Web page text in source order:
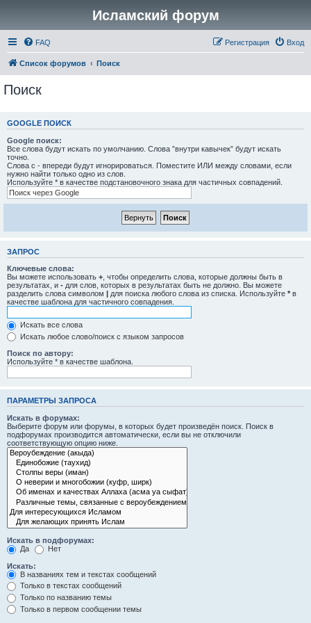
Исламский форум
FAQ Вход
Регистрация
Список форумов Поиск
Поиск
GOOGLE ПОИСК
Google поиск:
Все слова будут искать по умолчанию. Слова ”внутри кавычек” будут искать
точно.
Слова с - впереди будут игнорироваться. Поместите ИЛИ между словами, если
нужно найти только одно из слов.
Используйте * в качестве подстановочного знака для частичных совпадений.
ЗАПРОС
Ключевые слова:
Вы можете использовать + , чтобы определить слова, которые должны быть в
результатах, и - для слов, которых в результатах быть не должно. Вы можете
разделить слова символом | для поиска любого слова из списка. Используйте * в
качестве шаблона для частичного совпадения.
Искать все слова
Искать любое слово/поиск с языком запросов
Поиск по автору:
Используйте * в качестве шаблона.
ПАРАМЕТРЫ ЗАПРОСА
Искать в форумах:
Выберите форум или форумы, в которых будет произведён поиск. Поиск в
подфорумах производится автоматически, если вы не отключили
соответствующую опцию ниже.
Искать в подфорумах:
Да
Нет
Искать:
В названиях тем и текстах сообщений
Только в текстах сообщений
Только по названию темы
Только в первом сообщении темы